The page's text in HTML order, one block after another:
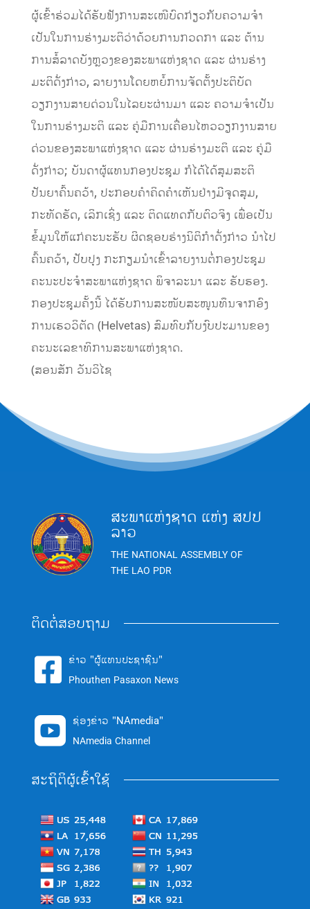
ຜູ້ເຂົ້າຮ່ວມໄດ້ຮັບຟັງການສະເໜີບົດກ່ຽວກັບຄວາມຈໍາ
ເປັນໃນການຮ່າງມະຕິວ່າດ້ວຍການກວດກາ ແລະ ຕ້ານ
ການສໍ້ລາດບັງຫຼວງຂອງສະພາແຫ່ງຊາດ ແລະ ຜ່ານຮ່າງ
ມະຕິດັ່ງກ່າວ, ລາຍງານໂດຍຫຍໍ້ການຈັດຕັ້ງປະຕິບັດ
ວຽກງານສາຍດ່ວນໃນໄລຍະຜ່ານມາ ແລະ ຄວາມຈໍາເປັນ
ໃນການຮ່າງມະຕິ ແລະ ຄູ່ມືການເຄື່ອນໄຫວວຽກງານສາຍ
ດ່ວນຂອງສະພາແຫ່ງຊາດ ແລະ ຜ່ານຮ່າງມະຕິ ແລະ ຄູ່ມື
ດັ່ງກ່າວ; ບັນດາຜູ້ແທນກອງປະຊຸມ ກໍໄດ້ໄດ້ສຸມສະຕິ
ປັນຍາຄົ້ນຄວ້າ, ປະກອບຄໍາຄິດຄຳເຫັນຢ່າງມີຈຸດສຸມ,
ກະທັດຮັດ, ເລິກເຊິ່ງ ແລະ ຕິດແທດກັບຕົວຈິງ ເພື່ອເປັນ
ຂໍ້ມູນໃຫ້ແກ່ຄະນະຮັບ ຜິດຊອບຮ່າງນິຕິກຳດັ່ງກ່າວ ນຳໄປ
ຄົ້ນຄວ້າ, ປັບປຸງ ກະກຽມນໍາເຂົ້າລາຍງານຕໍ່ກອງປະຊຸມ
ຄະນະປະຈໍາສະພາແຫ່ງຊາດ ພິຈາລະນາ ແລະ ຮັບຮອງ.
ກອງປະຊຸມຄັ້ງນີ້ ໄດ້ຮັບການສະໜັບສະໜູນທຶນຈາກອົງ
ການເຮວວິຕັດ (Helvetas) ສົມທົບກັບງົບປະມານຂອງ
ຄະນະເລຂາທິການສະພາແຫ່ງຊາດ.
(ສອນສັກ ວັນວິໄຊ
ສະພາແຫ່ງຊາດ ແຫ່ງ ສປປ
ລາວ
THE NATIONAL ASSEMBLY OF
THE LAO PDR
ຕິດຕໍ່ສອບຖາມ
 ຂ່າວ "ຜູ້ແທນປະຊາຊົນ"
Phouthen Pasaxon News
 ຊ່ອງຂ່າວ "NAmedia"
NAmedia Channel
ສະຖິຕິຜູ້ເຂົ້າໃຊ້